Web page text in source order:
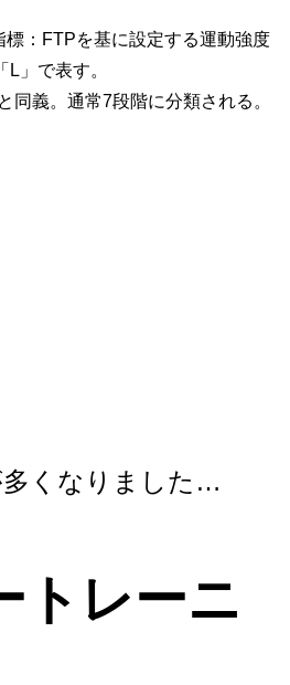
：FTPを基に設定する運動強度
」で表す。
義。通常7段階に分類される。
くなりました…
トレーニ